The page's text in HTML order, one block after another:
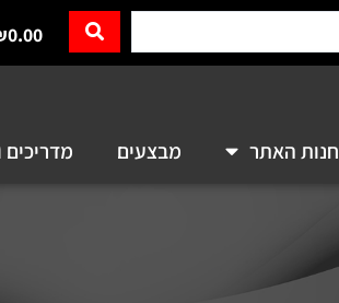
0.00
חנות האתר מבצעים מדריכים